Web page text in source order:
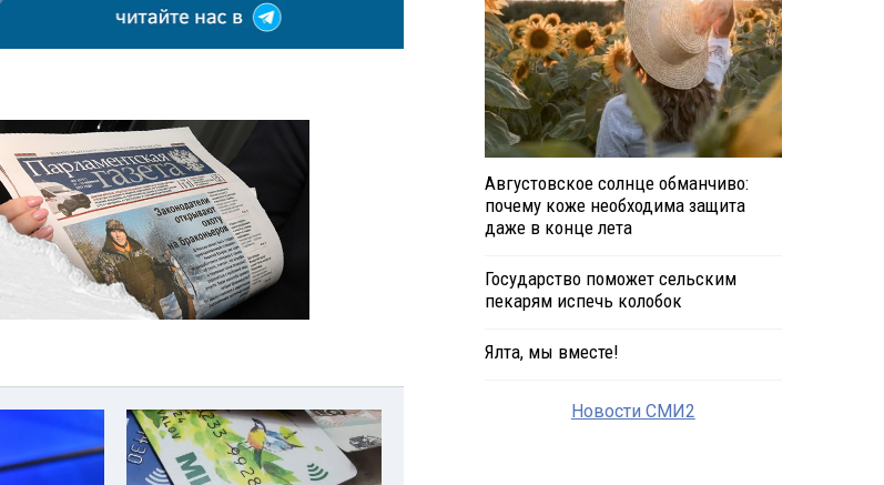
Августовское солнце обманчиво:
почему коже необходима защита
даже в конце лета
Государство поможет сельским
пекарям испечь колобок
Ялта, мы вместе!
Новости СМИ2